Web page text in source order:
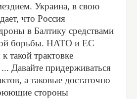
Украина, в свою
что Россия
в Балтику средствами
борьбы. НАТО и ЕС
такой трактовке
Давайте придерживаться
а таковые достаточно
стороны